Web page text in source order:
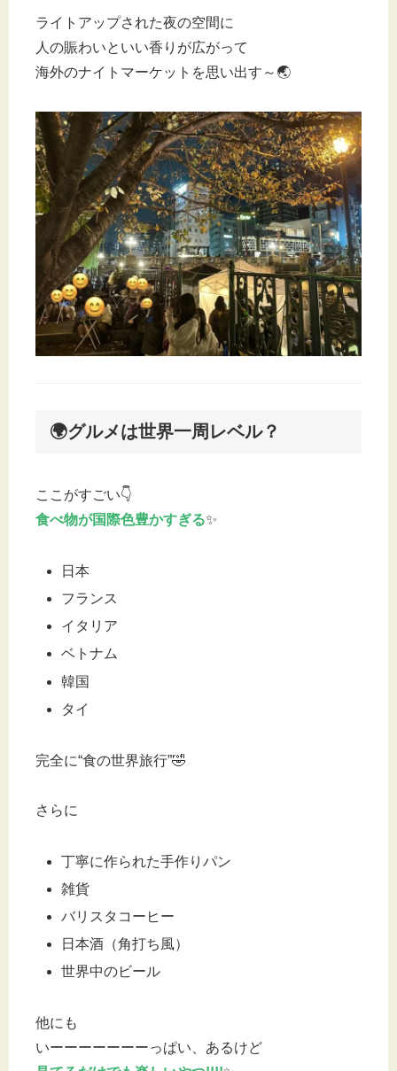
ライトアップされた夜の空間に
人の賑わいといい香りが広がって
海外のナイトマーケットを思い出す～🌏
🌍グルメは世界一周レベル？
ここがすごい👇
食べ物が国際色豊かすぎる✨
日本
フランス
イタリア
ベトナム
韓国
タイ
完全に“食の世界旅行”🤣
さらに
丁寧に作られた手作りパン
雑貨
バリスタコーヒー
日本酒（角打ち風）
世界中のビール
他にも
いーーーーーーーっぱい、あるけど